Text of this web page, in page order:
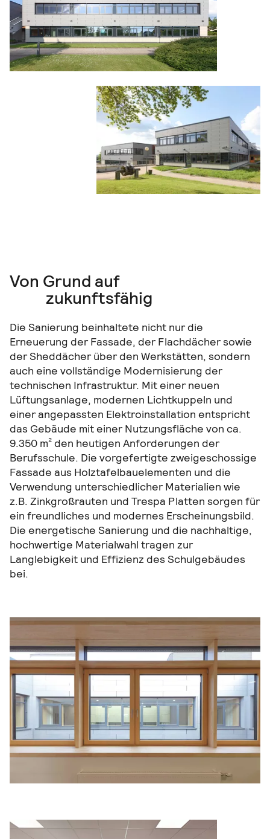
Von Grund auf
zukunftsfähig
Die Sanierung beinhaltete nicht nur die
Erneuerung der Fassade, der Flachdächer sowie
der Sheddächer über den Werkstätten, sondern
auch eine vollständige Modernisierung der
technischen Infrastruktur. Mit einer neuen
Lüftungsanlage, modernen Lichtkuppeln und
einer angepassten Elektroinstallation entspricht
das Gebäude mit einer Nutzungsfläche von ca.
9.350 m² den heutigen Anforderungen der
Berufsschule. Die vorgefertigte zweigeschossige
Fassade aus Holztafelbauelementen und die
Verwendung unterschiedlicher Materialien wie
z.B. Zinkgroßrauten und Trespa Platten sorgen für
ein freundliches und modernes Erscheinungsbild.
Die energetische Sanierung und die nachhaltige,
hochwertige Materialwahl tragen zur
Langlebigkeit und Effizienz des Schulgebäudes
bei.